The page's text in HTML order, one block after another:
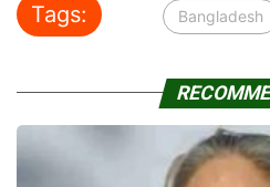
Tags: Bangladesh